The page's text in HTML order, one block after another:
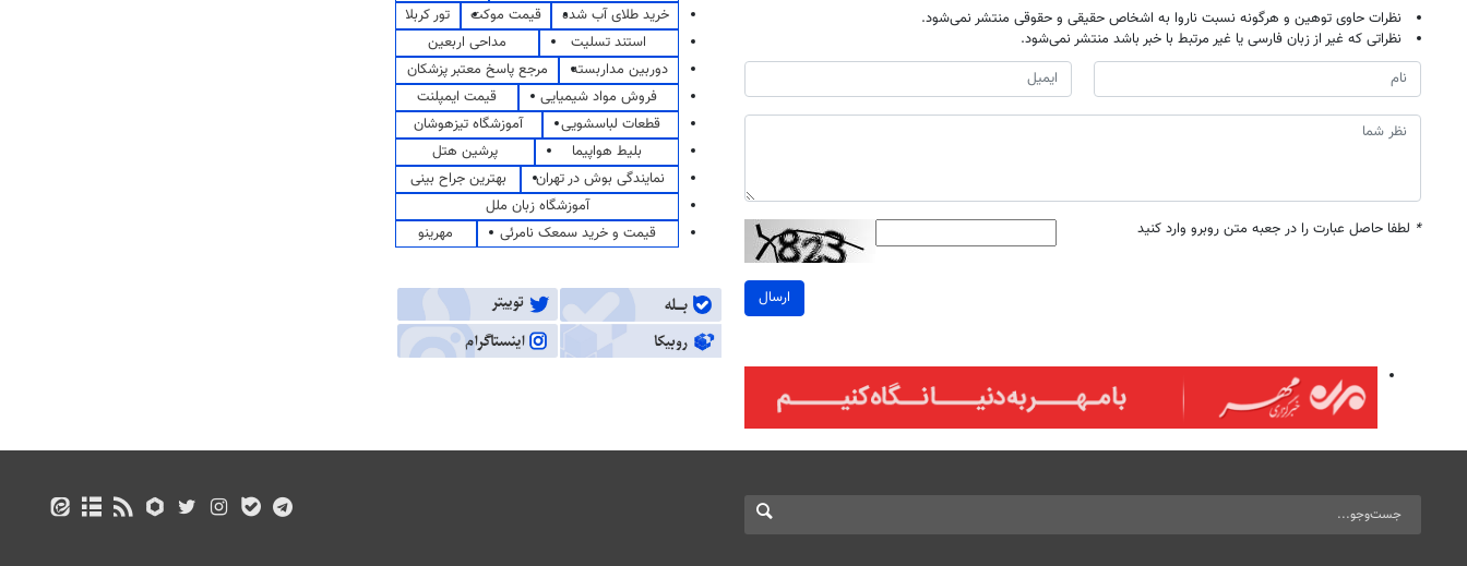
نظرات حاوی توهین و هرگونه نسبت ناروا به اشخاص حقیقی و حقوقی منتشر نمی‌شود.
نظراتی که غیر از زبان فارسی یا غیر مرتبط با خبر باشد منتشر نمی‌شود.
* لطفا حاصل عبارت را در جعبه متن روبرو وارد کنید
ارسال
خرید طلای آب شده
قیمت موکت
تور کربلا
استند تسلیت
مداحی اربعین
دوربین مداربسته
مرجع پاسخ معتبر پزشکان
فروش مواد شیمیایی
قیمت ایمپلنت
قطعات لباسشویی
آموزشگاه تیزهوشان
بلیط هواپیما
پرشین هتل
نمایندگی بوش در تهران
بهترین جراح بینی
آموزشگاه زبان ملل
قیمت و خرید سمعک نامرئی
مهرینو